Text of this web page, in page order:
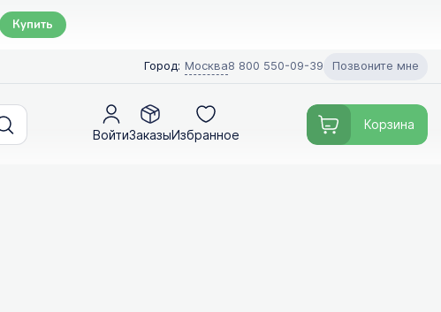
Купить
Город: Москва8 800 550-09-39 Позвоните мне
ВойтиЗаказыИзбранное
Корзина